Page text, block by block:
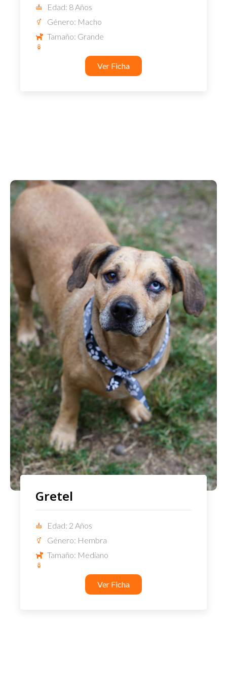
Edad: 8 Años
Género: Macho
Tamaño: Grande
Ver Ficha
Gretel
Edad: 2 Años
Género: Hembra
Tamaño: Mediano
Ver Ficha